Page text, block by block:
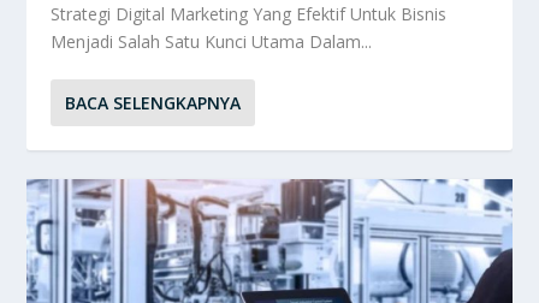
Strategi Digital Marketing Yang Efektif Untuk Bisnis
Menjadi Salah Satu Kunci Utama Dalam...
BACA SELENGKAPNYA